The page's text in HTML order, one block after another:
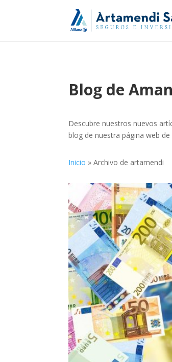
Blog de
Descubre nuestros nuevos
blog de nuestra página web
Inicio »Archivo de artamendi